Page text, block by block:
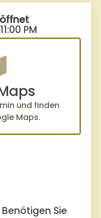
PM
und finden
Maps.
Sie